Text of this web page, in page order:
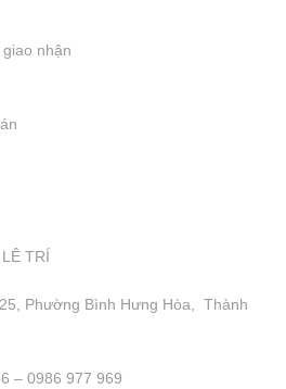
nhận
TRÍ
Phường Bình Hưng Hòa, Thành
– 0986 977 969